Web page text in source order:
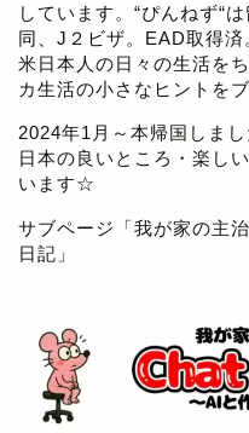
しています。“ぴんねず“
同、J２ビザ。EAD取得
米日本人の日々の生活を
カ生活の小さなヒントを
2024年1月～本帰国しま
日本の良いところ・楽し
います☆
サブページ「我が家の主
日記 」